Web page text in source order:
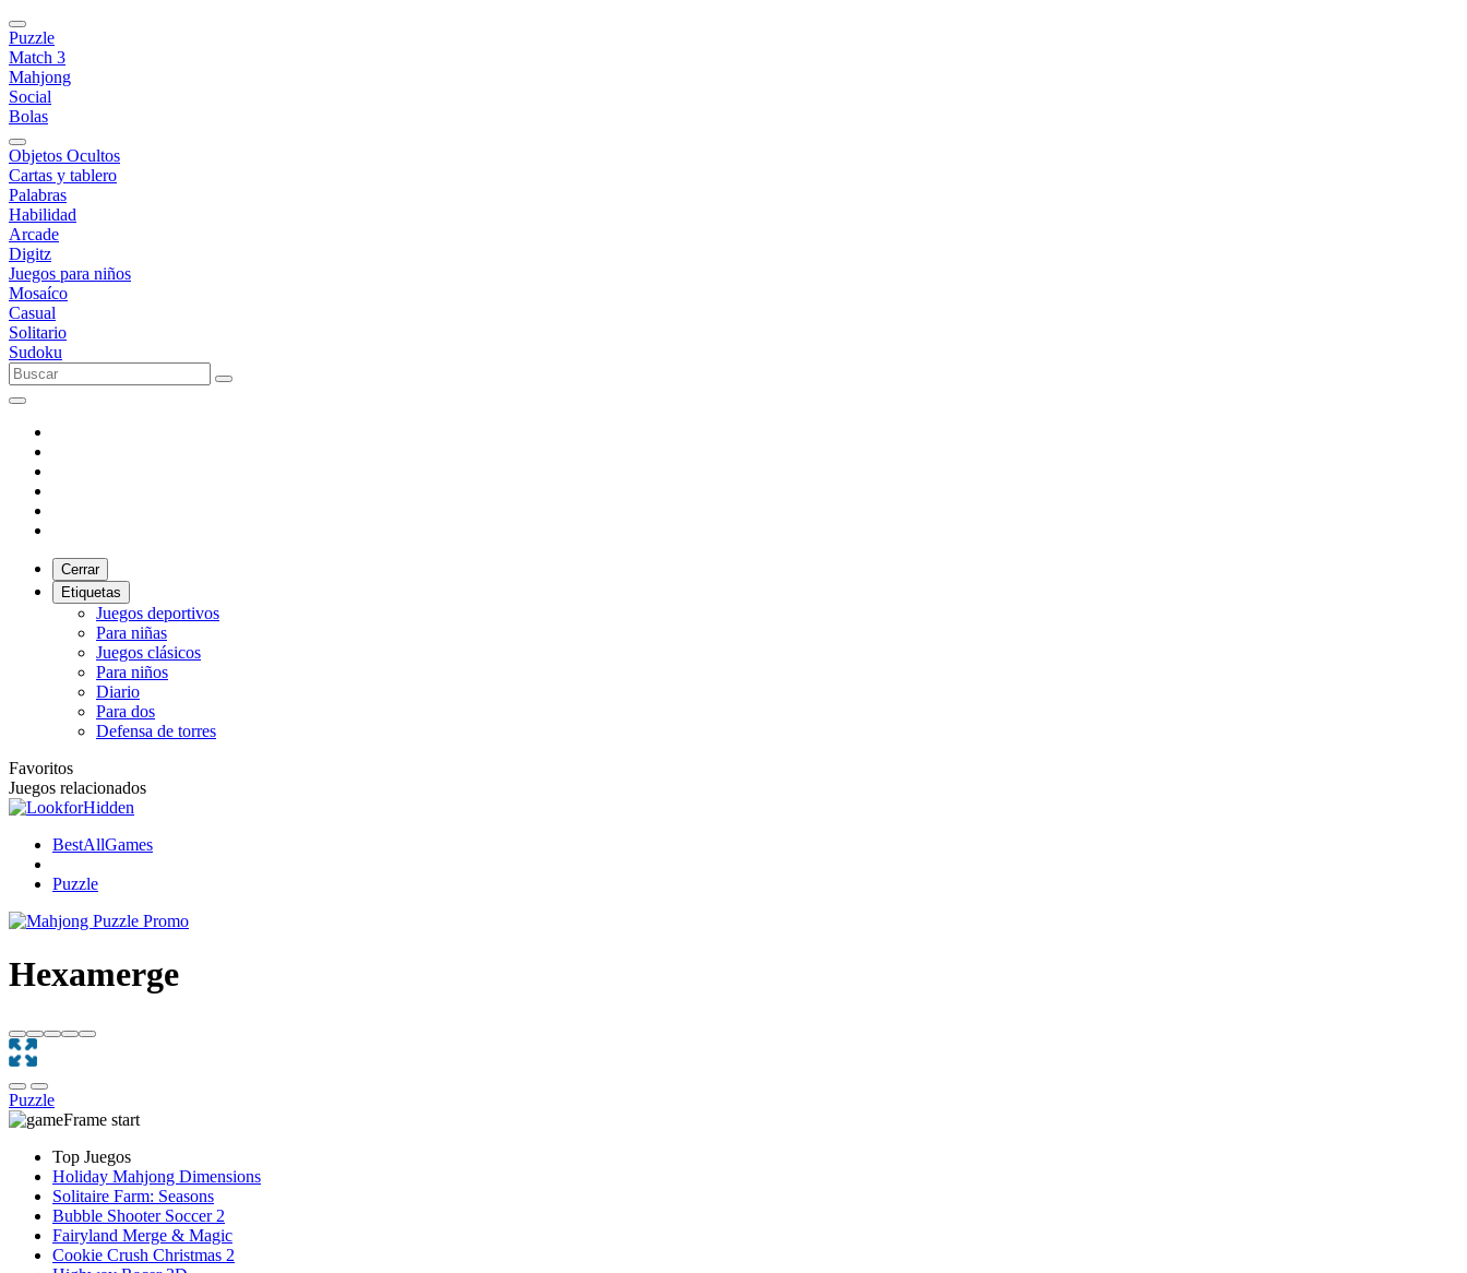
Puzzle
Match 3
Mahjong
Social
Bolas
Objetos Ocultos
Cartas y tablero
Palabras
Habilidad
Arcade
Digitz
Juegos para niños
Mosaíco
Casual
Solitario
Sudoku
Cerrar
Etiquetas
Juegos deportivos
Para niñas
Juegos clásicos
Para niños
Diario
Para dos
Defensa de torres
Favoritos
Juegos relacionados
BestAllGames
Puzzle
Hexamerge
Puzzle
Top Juegos
Holiday Mahjong Dimensions
Solitaire Farm: Seasons
Bubble Shooter Soccer 2
Fairyland Merge & Magic
Cookie Crush Christmas 2